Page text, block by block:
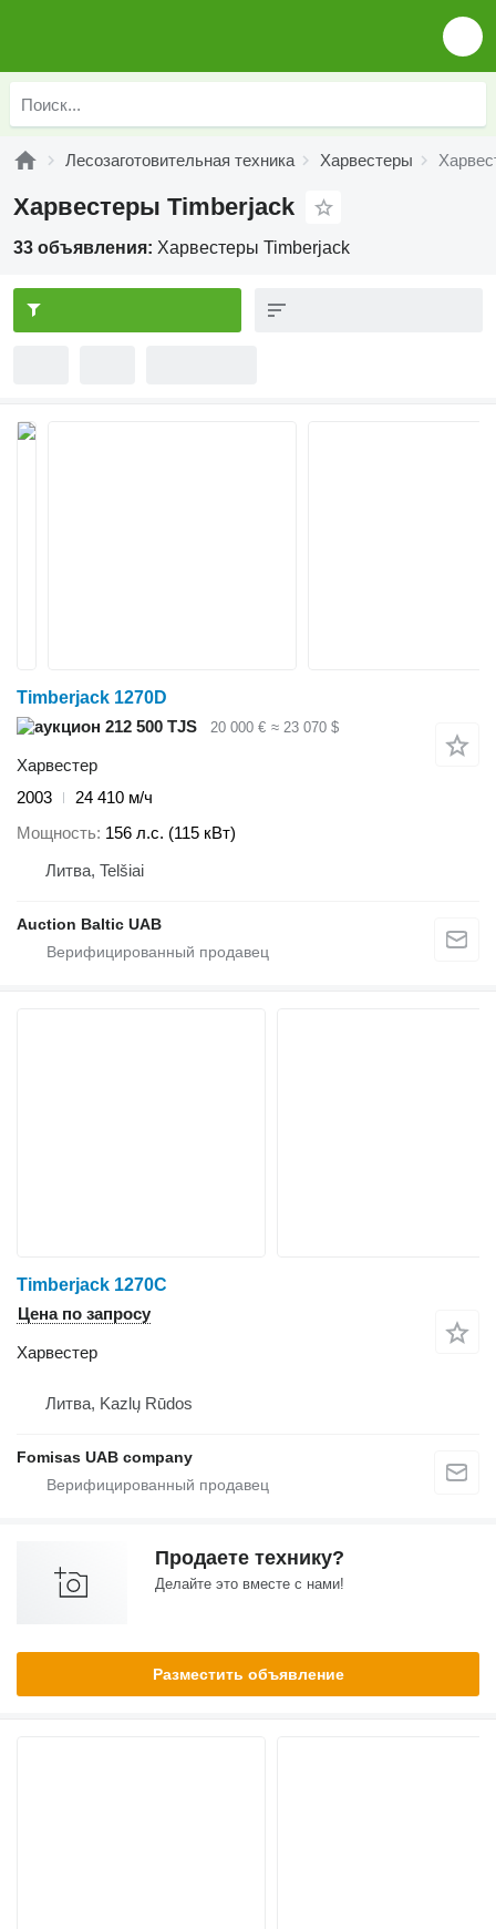
Лесозаготовительная техника Харвестеры
Харвестеры Timberjack
33 объявления: Харвестеры Timberjack
Timberjack 1270D
212 500 TJS
20 000 € ≈ 23 070 $
Харвестер
2003
24 410 м/ч
Мощность 156 л.с. (115 кВт)
Литва, Telšiai
Auction Baltic UAB
Timberjack 1270C
Цена по запросу
Харвестер
Литва, Kazlų Rūdos
Fomisas UAB company
Продаете технику?
Делайте это вместе с нами!
Разместить объявление